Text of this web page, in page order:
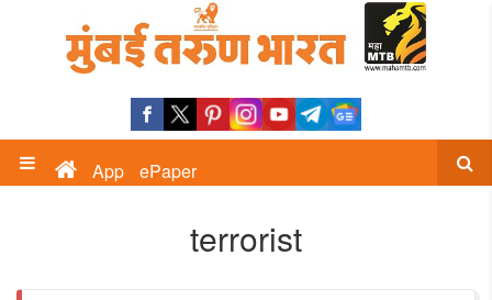
App ePaper
terrorist